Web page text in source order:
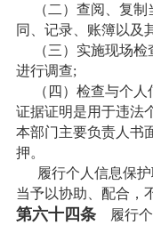
（二）查阅、复制
同、记录、账簿以及
（三）实施现场检
进行调查;
（四）检查与个人
证据证明是用于违法
本部门主要负责人书
押。
履行个人信息保护
当予以协助、配合，
第六十四条履行个